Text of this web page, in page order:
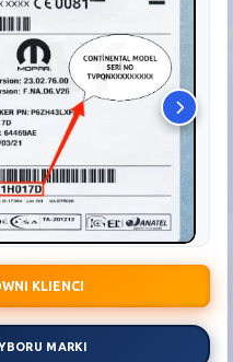
KLIENCI
MARKI